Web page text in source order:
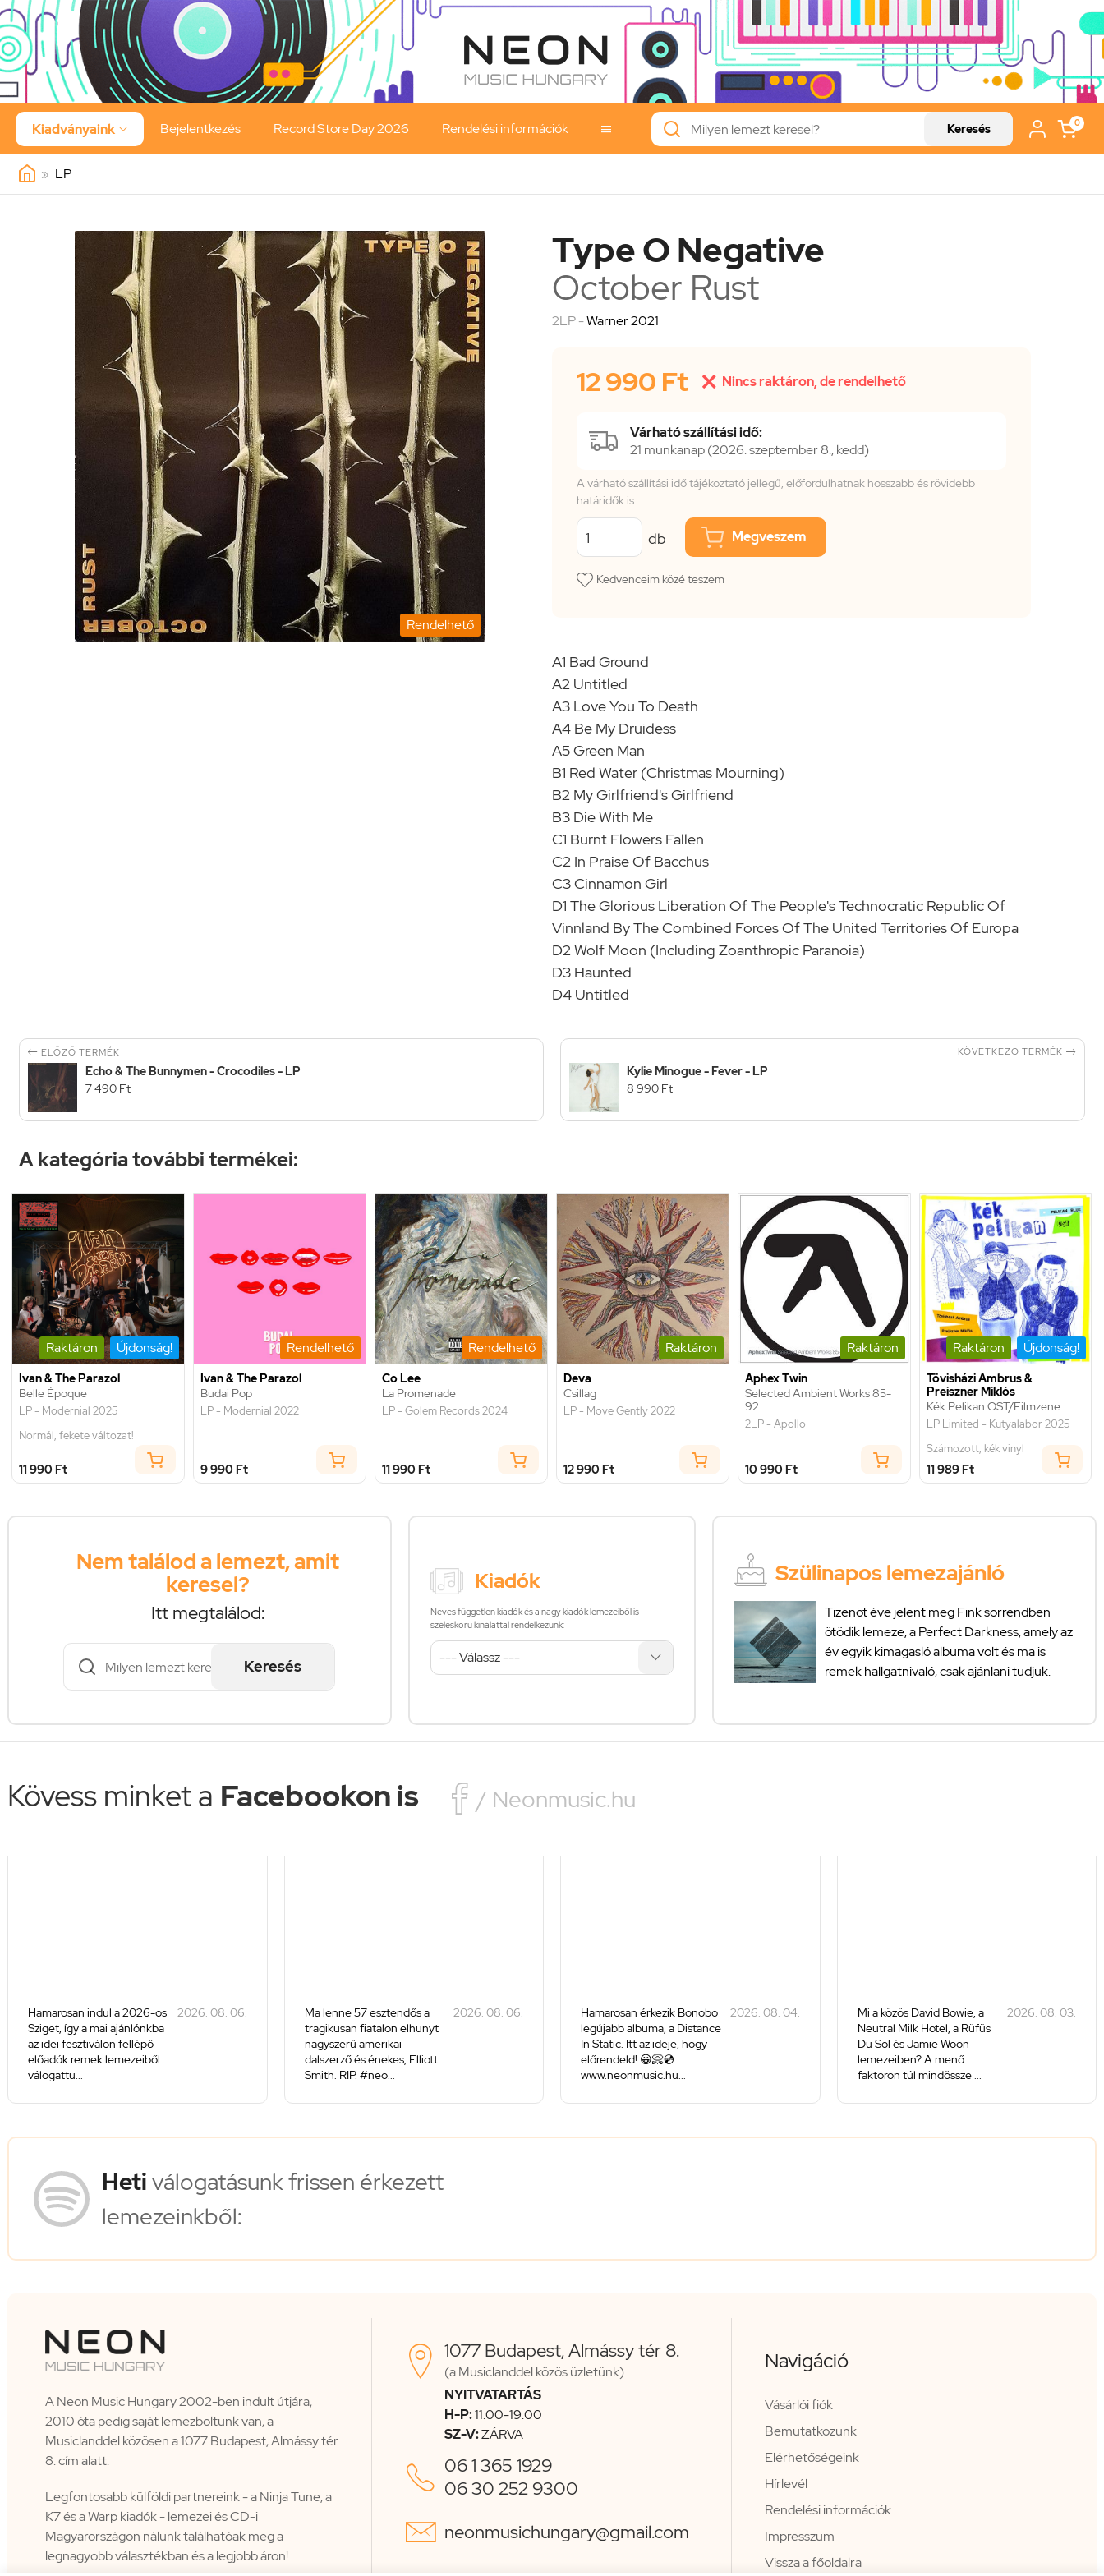
Kiadványaink  Bejelentkezés Record Store Day 2026 Rendelési információk  Keresés 0
» LP
Rendelhető
Type O Negative
October Rust
2LP -Warner 2021
12 990 Ft  Nincs raktáron, de rendelhető
Várható szállítási idő:
21 munkanap (2026. szeptember 8., kedd)
A várható szállítási idő tájékoztató jellegű, előfordulhatnak hosszabb és rövidebb
határidők is
db Megveszem
Kedvenceim közé teszem
A1 Bad Ground
A2 Untitled
A3 Love You To Death
A4 Be My Druidess
A5 Green Man
B1 Red Water (Christmas Mourning)
B2 My Girlfriend's Girlfriend
B3 Die With Me
C1 Burnt Flowers Fallen
C2 In Praise Of Bacchus
C3 Cinnamon Girl
D1 The Glorious Liberation Of The People's Technocratic Republic Of
Vinnland By The Combined Forces Of The United Territories Of Europa
D2 Wolf Moon (Including Zoanthropic Paranoia)
D3 Haunted
D4 Untitled
 ELŐZŐ TERMÉK
Echo & The Bunnymen - Crocodiles - LP
7 490 Ft
KÖVETKEZŐ TERMÉK 
Kylie Minogue - Fever - LP
8 990 Ft
A kategória további termékei:
Raktáron Újdonság!
Ivan & The Parazol
Belle Époque
LP - Modernial 2025
Normál, fekete változat!
11 990 Ft
Rendelhető
Ivan & The Parazol
Budai Pop
LP - Modernial 2022
9 990 Ft
Rendelhető
Co Lee
La Promenade
LP - Golem Records 2024
11 990 Ft
Raktáron
Deva
Csillag
LP - Move Gently 2022
12 990 Ft
Raktáron
Aphex Twin
Selected Ambient Works 85-
92
2LP - Apollo
10 990 Ft
Raktáron Újdonság!
Tövisházi Ambrus &
Preiszner Miklós
Kék Pelikan OST/Filmzene
LP Limited - Kutyalabor 2025
Számozott, kék vinyl
11 989 Ft
Nem találod a lemezt, amit
keresel?
Itt megtalálod:
Keresés
Kiadók
Neves független kiadók és a nagy kiadók lemezeiből is
széleskörű kínálattal rendelkezünk:
Szülinapos lemezajánló
Tizenöt éve jelent meg Fink sorrendben
ötödik lemeze, a Perfect Darkness, amely az
év egyik kimagasló albuma volt és ma is
remek hallgatnivaló, csak ajánlani tudjuk.
Kövess minket a Facebookon is  / Neonmusic.hu
Hamarosan indul a 2026-os
Sziget, így a mai ajánlónkba
az idei fesztiválon fellépő
előadók remek lemezeiből
válogattu...
2026. 08. 06.
Ma lenne 57 esztendős a
tragikusan fiatalon elhunyt
nagyszerű amerikai
dalszerző és énekes, Elliott
Smith. RIP. #neo...
2026. 08. 06.
Hamarosan érkezik Bonobo
legújabb albuma, a Distance
In Static. Itt az ideje, hogy
előrendeld! 😀📀💿
www.neonmusic.hu...
2026. 08. 04.
Mi a közös David Bowie, a
Neutral Milk Hotel, a Rüfüs
Du Sol és Jamie Woon
lemezeiben? A menő
faktoron túl mindössze ...
2026. 08. 03.
Hetiválogatásunk frissen érkezett
lemezeinkből:
A Neon Music Hungary 2002-ben indult útjára,
2010 óta pedig saját lemezboltunk van, a
Musiclanddel közösen a 1077 Budapest, Almássy tér
8. cím alatt.
Legfontosabb külföldi partnereink - a Ninja Tune, a
K7 és a Warp kiadók - lemezei és CD-i
Magyarországon nálunk találhatóak meg a
legnagyobb választékban és a legjobb áron!
 1077 Budapest, Almássy tér 8.
(a Musiclanddel közös üzletünk)
NYITVATARTÁS
H-P:11:00-19:00
SZ-V:ZÁRVA
 06 1 365 1929
06 30 252 9300
 neonmusichungary@gmail.com
Navigáció
Vásárlói fiók
Bemutatkozunk
Elérhetőségeink
Hírlevél
Rendelési információk
Impresszum
Vissza a főoldalra